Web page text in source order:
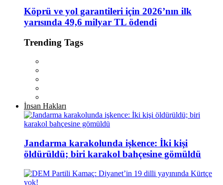
Köprü ve yol garantileri için 2026’nın ilk
yarısında 49,6 milyar TL ödendi
Trending Tags
İnsan Hakları
Jandarma karakolunda işkence: İki kişi
öldürüldü; biri karakol bahçesine gömüldü